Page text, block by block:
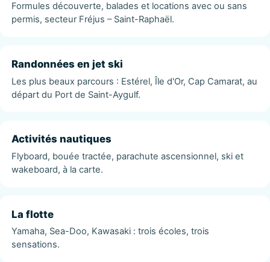
Formules découverte, balades et locations avec ou sans
permis, secteur Fréjus – Saint-Raphaël.
Randonnées en jet ski
Les plus beaux parcours : Estérel, Île d'Or, Cap Camarat, au
départ du Port de Saint-Aygulf.
Activités nautiques
Flyboard, bouée tractée, parachute ascensionnel, ski et
wakeboard, à la carte.
La flotte
Yamaha, Sea-Doo, Kawasaki : trois écoles, trois
sensations.